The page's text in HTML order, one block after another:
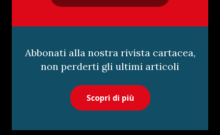
Abbonati alla nostra rivista cartacea,
non perderti gli ultimi articoli
Scopri di più